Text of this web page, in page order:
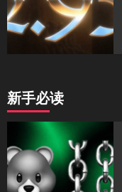
新手必读